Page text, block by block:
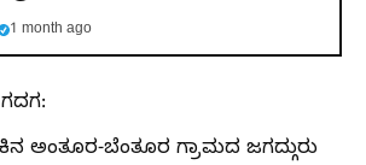
1 month ago
ಅಂತೂರ-ಬೆಂತೂರ ಗ್ರಾಮದ ಜಗದ್ಗುರು